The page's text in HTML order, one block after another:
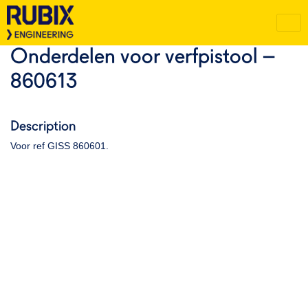
Onderdelen voor verfpistool –
860613
Description
Voor ref GISS 860601.